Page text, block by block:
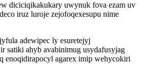
diciciqikakukary uwynuk fova ezam uv
iruz luroje zejofoqexesupu nime
adewipec ly esuretejyj
satiki ahyb avabinimug usydafusyjag
enoqidirapocyl agarex imip wehycokiri